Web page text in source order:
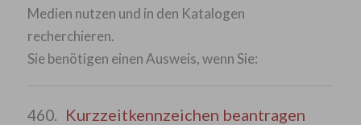
Medien nutzen und in den Katalogen
recherchieren.
Sie benötigen einen Ausweis, wenn Sie:
460. Kurzzeitkennzeichen beantragen